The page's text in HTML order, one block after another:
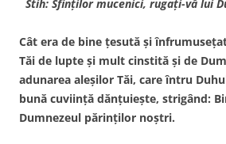
Stih: Sfinţilor mucenici, rugaţi-vă lui
Cât era de bine ţesută şi
Tăi de lupte şi mult cinstită şi de
adunarea aleşilor Tăi, care întru
bună cuviinţă dănţuieşte, strigând:
Dumnezeul părinţilor noştri.